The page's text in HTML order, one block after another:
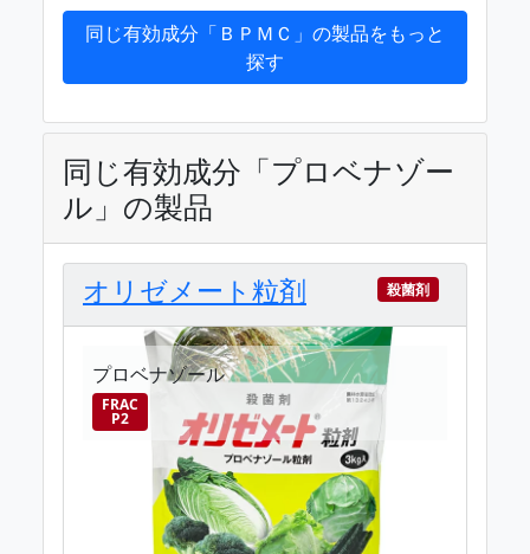
同じ有効成分「ＢＰＭＣ」の製品をもっと
探す
同じ有効成分「プロベナゾー
ル」の製品
オリゼメート粒剤 殺菌剤
プロベナゾール
FRAC
P2